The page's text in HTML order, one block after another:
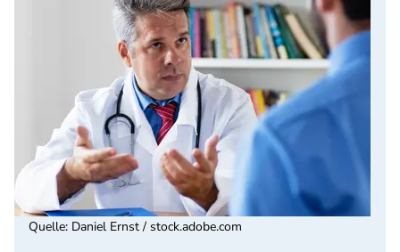
Quelle: Daniel Ernst / stock.adobe.com